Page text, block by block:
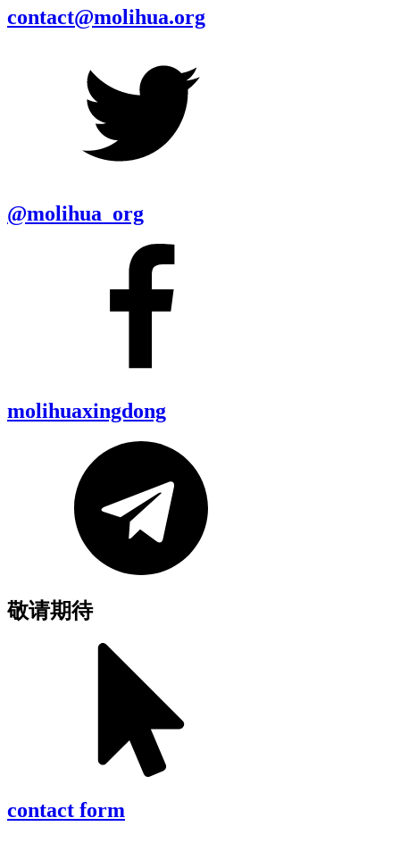
contact@molihua.org
@molihua_org
molihuaxingdong
敬请期待
contact form